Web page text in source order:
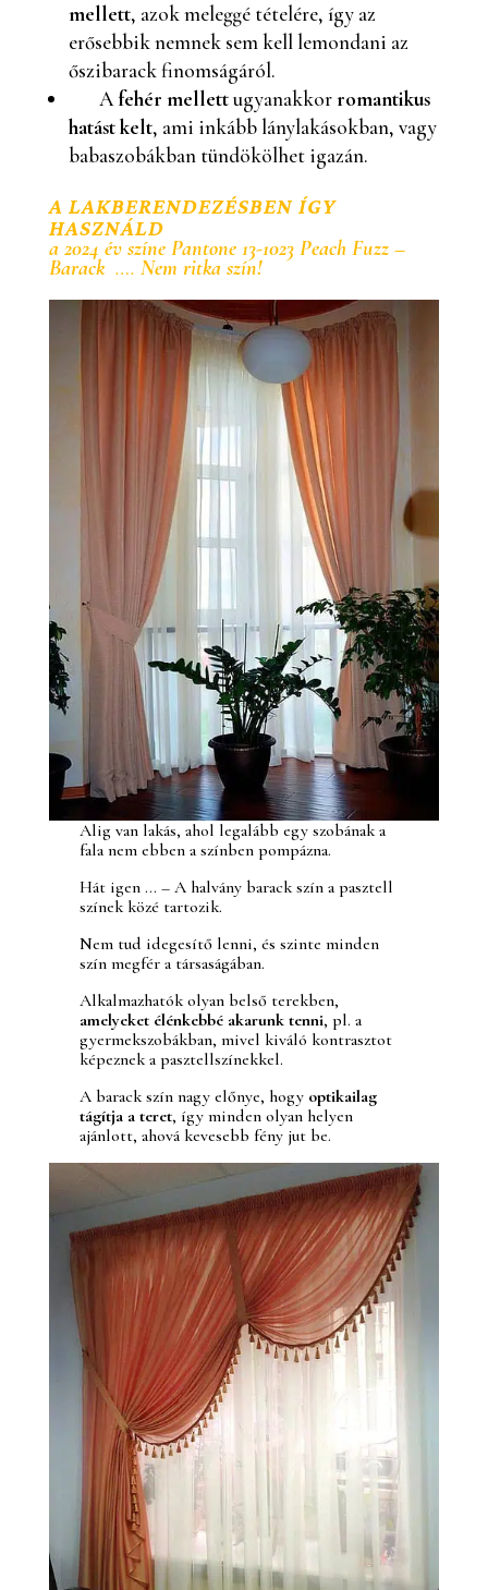
mellett, azok meleggé tételére, így az
erősebbik nemnek sem kell lemondani az
őszibarack finomságáról.
Afehér mellettugyanakkorromantikus
hatást kelt, ami inkább lánylakásokban, vagy
babaszobákban tündökölhet igazán.
A LAKBERENDEZÉSBEN ÍGY
HASZNÁLD
a 2024 év színe Pantone 13-1023 Peach Fuzz –
Barack…. Nem ritka szín!
Alig van lakás, ahol legalább egy szobának a
fala nem ebben a színben pompázna.
Hát igen … – A halvány barack szín a pasztell
színek közé tartozik.
Nem tud idegesítő lenni, és szinte minden
szín megfér a társaságában.
Alkalmazhatók olyan belső terekben,
amelyeket élénkebbé akarunk tenni, pl. a
gyermekszobákban, mivel kiváló kontrasztot
képeznek a pasztellszínekkel.
A barack szín nagy előnye, hogy optikailag
tágítja a teret, így minden olyan helyen
ajánlott, ahová kevesebb fény jut be.